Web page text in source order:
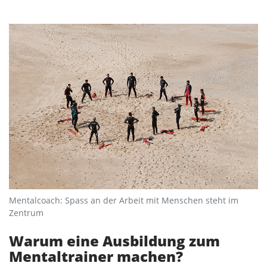
Mentalcoach: Spass an der Arbeit mit Menschen steht im
Zentrum
Warum eine Ausbildung zum
Mentaltrainer machen?